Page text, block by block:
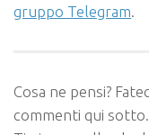
gruppo Telegram
Cosa ne pensi?
commenti qui sotto.